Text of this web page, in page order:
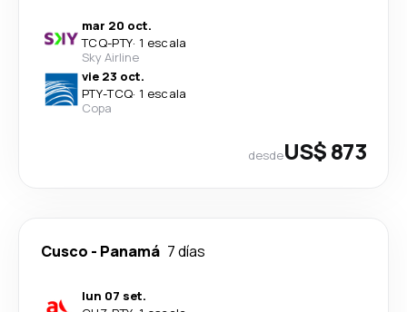
mar 20 oct.
TCQ-PTY· 1 escala
Sky Airline
vie 23 oct.
PTY-TCQ· 1 escala
Copa
desdeUS$ 873
Cusco - Panamá 7 días
lun 07 set.